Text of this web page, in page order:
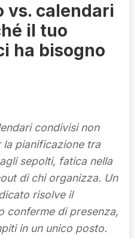
vs. calendari
il tuo
ha bisogno
condivisi non
pianificazione tra
sepolti, fatica nella
di chi organizza. Un
risolve il
conferme di presenza,
in un unico posto.